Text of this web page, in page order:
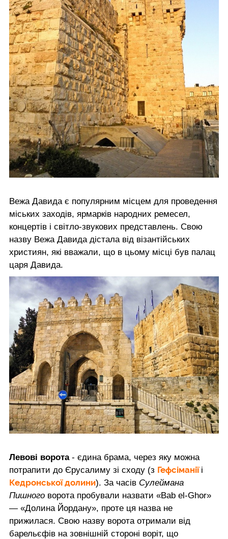
Вежа Давида є популярним місцем для проведення
міських заходів, ярмарків народних ремесел,
концертів і світло-звукових представлень. Свою
назву Вежа Давида дістала від візантійських
християн, які вважали, що в цьому місці був палац
царя Давида.
Левові ворота - єдина брама, через яку можна
потрапити до Єрусалиму зі сходу (з Гефсіманії і
Кедронської долини). За часів Сулеймана
Пишного ворота пробували назвати «Bab el-Ghor»
— «Долина Йордану», проте ця назва не
прижилася. Свою назву ворота отримали від
барельєфів на зовнішній стороні воріт, що